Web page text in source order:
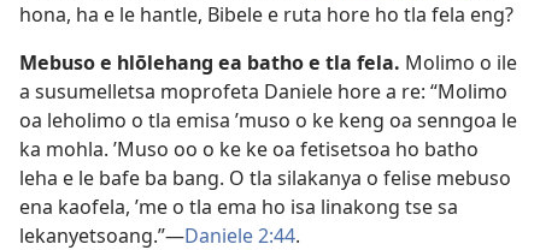
hona, ha e le hantle, Bibele e ruta hore ho tla fela eng?
Mebuso e hlōlehang ea batho e tla fela. Molimo o ile
a susumelletsa moprofeta Daniele hore a re: “Molimo
oa leholimo o tla emisa ’muso o ke keng oa senngoa le
ka mohla. ’Muso oo o ke ke oa fetisetsoa ho batho
leha e le bafe ba bang. O tla silakanya o felise mebuso
ena kaofela, ’me o tla ema ho isa linakong tse sa
lekanyetsoang.”—Daniele 2:44.